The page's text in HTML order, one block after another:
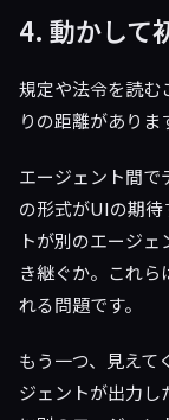
4. 動かして
規定や法令を読む
りの距離がありま
エージェント間で
の形式がUIの期
トが別のエージ
き継ぐか。これ
れる問題です。
もう一つ、見えて
ジェントが出力し